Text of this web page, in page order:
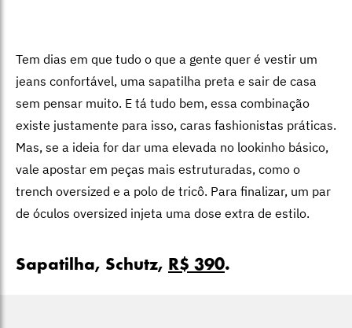
Tem dias em que tudo o que a gente quer é vestir um
jeans confortável, uma sapatilha preta e sair de casa
sem pensar muito. E tá tudo bem, essa combinação
existe justamente para isso, caras fashionistas práticas.
Mas, se a ideia for dar uma elevada no lookinho básico,
vale apostar em peças mais estruturadas, como o
trench oversized e a polo de tricô. Para finalizar, um par
de óculos oversized injeta uma dose extra de estilo.
Sapatilha, Schutz, R$ 390.